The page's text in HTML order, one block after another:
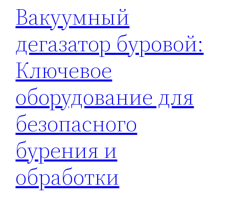
Вакуумный
дегазатор буровой:
Ключевое
оборудование для
безопасного
бурения и
обработки